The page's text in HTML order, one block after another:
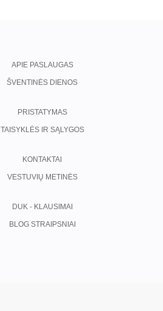
APIE PASLAUGAS
ŠVENTINĖS DIENOS
PRISTATYMAS
TAISYKLĖS IR SĄLYGOS
KONTAKTAI
VESTUVIŲ METINĖS
DUK - KLAUSIMAI
BLOG STRAIPSNIAI